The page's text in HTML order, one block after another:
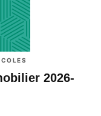
2026-